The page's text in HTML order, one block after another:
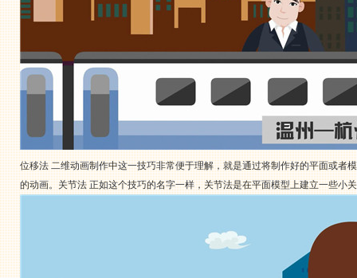
位移法 二维动画制作中这一技巧非常便于理解，就是通过将制作好的平面或
的动画。关节法 正如这个技巧的名字一样，关节法是在平面模型上建立一些